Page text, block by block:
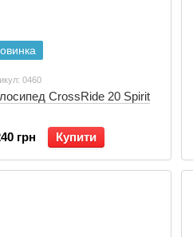
0460
CrossRide 20 Spirit
грн Купити